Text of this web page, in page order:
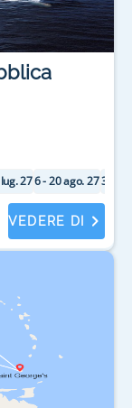
276 - 20 ago. 273 - 17
VEDERE DI